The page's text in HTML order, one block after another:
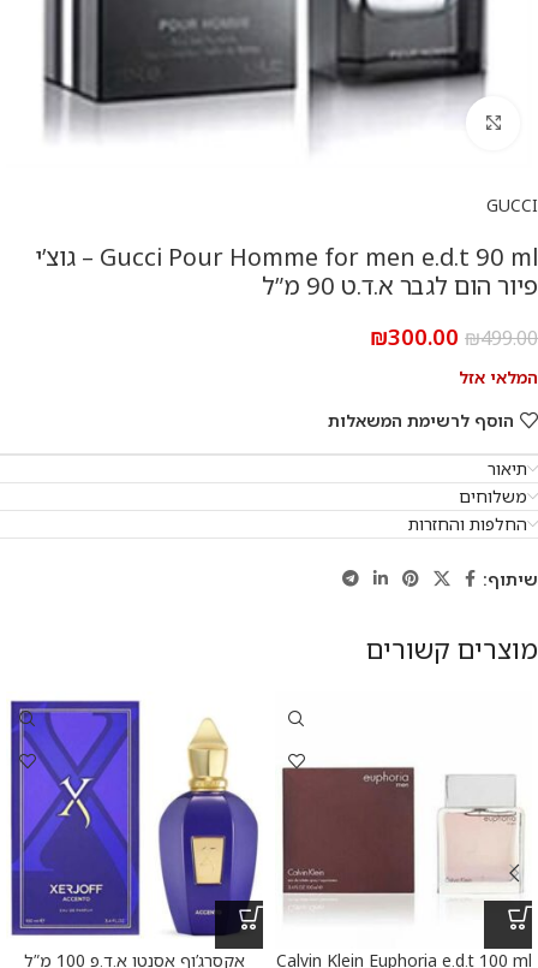
GUCCI
Gucci Pour Homme for men e.d.t 90 ml – גוצ’י
פיור הום לגבר א.ד.ט 90 מ”ל
₪499.00
₪300.00
המלאי אזל
הוסף לרשימת המשאלות
תיאור
משלוחים
החלפות והחזרות
שיתוף:
מוצרים קשורים
Calvin Klein Euphoria e.d.t 100 ml
אקסרג’וף אסנטו א.ד.פ 100 מ”ל